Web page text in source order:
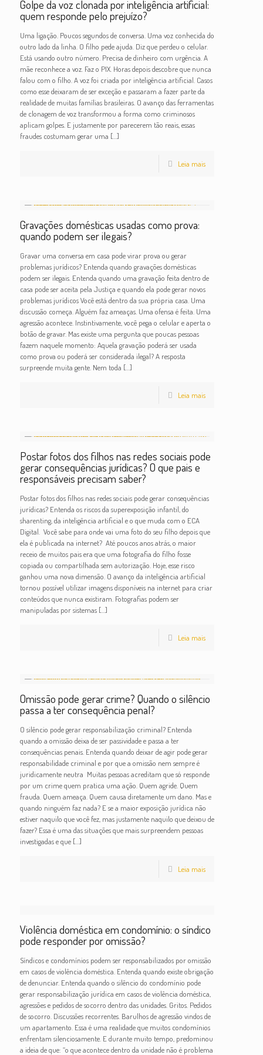
Golpe da voz clonada por inteligência artificial:
quem responde pelo prejuízo?
Uma ligação. Poucos segundos de conversa. Uma voz conhecida do
outro lado da linha. O filho pede ajuda. Diz que perdeu o celular.
Está usando outro número. Precisa de dinheiro com urgência. A
mãe reconhece a voz. Faz o PIX. Horas depois descobre que nunca
falou com o filho. A voz foi criada por inteligência artificial. Casos
como esse deixaram de ser exceção e passaram a fazer parte da
realidade de muitas famílias brasileiras. O avanço das ferramentas
de clonagem de voz transformou a forma como criminosos
aplicam golpes. E justamente por parecerem tão reais, essas
fraudes costumam gerar uma […]
Leia mais
Gravações domésticas usadas como prova:
quando podem ser ilegais?
Gravar uma conversa em casa pode virar prova ou gerar
problemas jurídicos? Entenda quando gravações domésticas
podem ser ilegais. Entenda quando uma gravação feita dentro de
casa pode ser aceita pela Justiça e quando ela pode gerar novos
problemas jurídicos Você está dentro da sua própria casa. Uma
discussão começa. Alguém faz ameaças. Uma ofensa é feita. Uma
agressão acontece. Instintivamente, você pega o celular e aperta o
botão de gravar. Mas existe uma pergunta que poucas pessoas
fazem naquele momento: Aquela gravação poderá ser usada
como prova ou poderá ser considerada ilegal? A resposta
surpreende muita gente. Nem toda […]
Leia mais
Postar fotos dos filhos nas redes sociais pode
gerar consequências jurídicas? O que pais e
responsáveis precisam saber?
Postar fotos dos filhos nas redes sociais pode gerar consequências
jurídicas? Entenda os riscos da superexposição infantil, do
sharenting, da inteligência artificial e o que muda com o ECA
Digital. Você sabe para onde vai uma foto do seu filho depois que
ela é publicada na internet? Até poucos anos atrás, o maior
receio de muitos pais era que uma fotografia do filho fosse
copiada ou compartilhada sem autorização. Hoje, esse risco
ganhou uma nova dimensão. O avanço da inteligência artificial
tornou possível utilizar imagens disponíveis na internet para criar
conteúdos que nunca existiram. Fotografias podem ser
manipuladas por sistemas[…]
Leia mais
Omissão pode gerar crime? Quando o silêncio
passa a ter consequência penal?
O silêncio pode gerar responsabilização criminal? Entenda
quando a omissão deixa de ser passividade e passa a ter
consequências penais. Entenda quando deixar de agir pode gerar
responsabilidade criminal e por que a omissão nem sempre é
juridicamente neutra Muitas pessoas acreditam que só responde
por um crime quem pratica uma ação. Quem agride. Quem
frauda. Quem ameaça. Quem causa diretamente um dano. Mas e
quando ninguém faz nada? E se a maior exposição jurídica não
estiver naquilo que você fez, mas justamente naquilo que deixou de
fazer? Essa é uma das situações que mais surpreendem pessoas
investigadas e que[…]
Leia mais
Violência doméstica em condomínio: o síndico
pode responder por omissão?
Síndicos e condomínios podem ser responsabilizados por omissão
em casos de violência doméstica. Entenda quando existe obrigação
de denunciar. Entenda quando o silêncio do condomínio pode
gerar responsabilização jurídica em casos de violência doméstica,
agressões e pedidos de socorro dentro das unidades. Gritos. Pedidos
de socorro. Discussões recorrentes. Barulhos de agressão vindos de
um apartamento. Essa é uma realidade que muitos condomínios
enfrentam silenciosamente. E durante muito tempo, predominou
a ideia de que: “o que acontece dentro da unidade não é problema